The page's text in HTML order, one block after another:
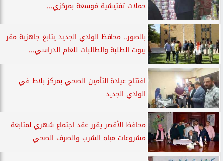
حملات تفتيشية مُوسعة بمركزي...
بالصور.. محافظ الوادي الجديد يتابع جاهزية مقر
بيوت الطلبة والطالبات للعام الدراسي...
افتتاح عيادة التأمين الصحي بمركز بلاط في
الوادي الجديد
محافظ الأقصر يقرر عقد اجتماع شهري لمتابعة
مشروعات مياه الشرب والصرف الصحي